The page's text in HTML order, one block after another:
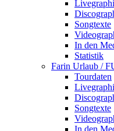
Songtexte
In den
Statistik
Farin Urlaub /
Tourdaten
Songtexte